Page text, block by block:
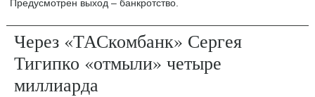
Предусмотрен выход – банкротство.
Через «ТАСкомбанк» Сергея
Тигипко «отмыли» четыре
миллиарда